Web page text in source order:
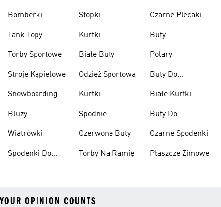
Bomberki
Tank Topy
Torby Sportowe
Stroje Kąpielowe
Snowboarding
Bluzy
Wiatrówki
Spodenki Do
Stopki
Kurtki
Białe Buty
Odzież Sportowa
Kurtki
Spodnie
Czerwone Buty
Torby Na Ramię
Czarne Plecaki
Buty
Polary
Buty Do
Ciężarów
Białe Kurtki
Buty Do
Czarne Spodenki
Płaszcze Zimowe
YOUR OPINION COUNTS